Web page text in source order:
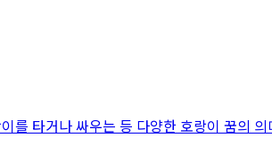
를 타거나 싸우는 등 다양한 호랑이 꿈의